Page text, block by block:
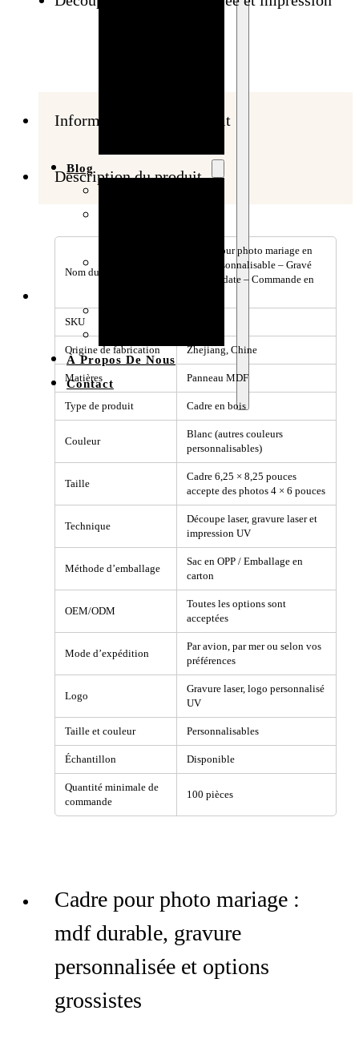
Blog
À Propos De Nous
Contact
Informations sur le produit
Description du produit
Nom du produit
Cadre pour photo mariage en
bois personnalisable – Gravé
prénom/date – Commande en
SKU
Origine de fabrication Zhejiang, Chine
Matières Panneau MDF
Type de produit Cadre en bois
Couleur
Blanc (autres couleurs
personnalisables)
Taille
Cadre 6,25 × 8,25 pouces
accepte des photos 4 × 6 pouces
Technique
Découpe laser, gravure laser et
impression UV
Méthode d’emballage
Sac en OPP / Emballage en
carton
OEM/ODM
Toutes les options sont
acceptées
Mode d’expédition
Par avion, par mer ou selon vos
préférences
Logo
Gravure laser, logo personnalisé
UV
Taille et couleur Personnalisables
Échantillon Disponible
Quantité minimale de
commande
100 pièces
Cadre pour photo mariage :
mdf durable, gravure
personnalisée et options
grossistes